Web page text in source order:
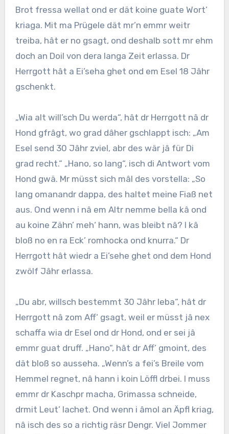
Brot fressa wellat ond er dät koine guate Wort’
kriaga. Mit ma Prügele dät mr’n emmr weitr
treiba, hât er no gsagt, ond deshalb sott mr ehm
doch an Doil von dera langa Zeit erlassa. Dr
Herrgott hât a Ei’seha ghet ond em Esel 18 Jâhr
gschenkt.
„Wia alt will’sch Du werda“, hât dr Herrgott nâ dr
Hond gfrâgt, wo grad dâher gschlappt isch: „Am
Esel send 30 Jâhr zviel, abr des wär jâ für Di
grad recht.“ „Hano, so lang“, isch di Antwort vom
Hond gwä. Mr müsst sich mâl des vorstella: „So
lang omanandr dappa, des haltet meine Fiaß net
aus. Ond wenn i nâ em Altr nemme bella kâ ond
au koine Zähn’ meh‘ hann, was bleibt nâ? I kâ
bloß no en ra Eck’ romhocka ond knurra.“ Dr
Herrgott hât wiedr a Ei’sehe ghet ond dem Hond
zwölf Jâhr erlassa.
„Du abr, willsch bestemmt 30 Jâhr leba“, hât dr
Herrgott nâ zom Aff‘ gsagt, weil er müsst jâ nex
schaffa wia dr Esel ond dr Hond, ond er sei jâ
emmr guat druff. „Hano“, hât dr Aff’ gmoint, des
dät bloß so ausseha. „Wenn’s a fei’s Breile vom
Hemmel regnet, nâ hann i koin Löffl drbei. I muss
emmr dr Kaschpr macha, Grimassa schneide,
drmit Leut’ lachet. Ond wenn i âmol an Äpfl kriag,
nâ isch des so a richtig räsr Dengr. Viel Jommer